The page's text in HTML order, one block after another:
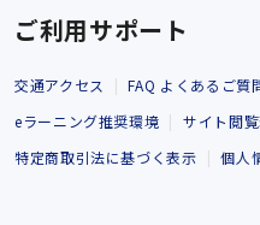
ご利用サポート
交通アクセス FAQ よくあるご質
eラーニング推奨環境
サイト閲
特定商取引法に基づく表示
個人